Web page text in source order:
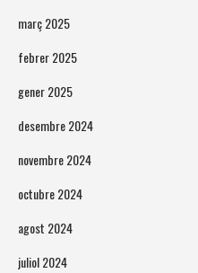
març 2025
febrer 2025
gener 2025
desembre 2024
novembre 2024
octubre 2024
agost 2024
juliol 2024